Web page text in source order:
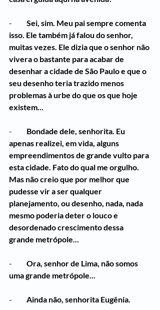
- Sei, sim. Meu pai sempre comenta
isso. Ele também já falou do senhor,
muitas vezes. Ele dizia que o senhor não
vivera o bastante para acabar de
desenhar a cidade de São Paulo e que o
seu desenho teria trazido menos
problemas à urbe do que os que hoje
existem...
- Bondade dele, senhorita. Eu
apenas realizei, em vida, alguns
empreendimentos de grande vulto para
esta cidade. Fato do qual me orgulho.
Mas não creio que por melhor que
pudesse vir a ser qualquer
planejamento, ou desenho, nada, nada
mesmo poderia deter o louco e
desordenado crescimento dessa
grande metrópole...
- Ora, senhor de Lima, não somos
uma grande metrópole...
- Ainda não, senhorita Eugênia.